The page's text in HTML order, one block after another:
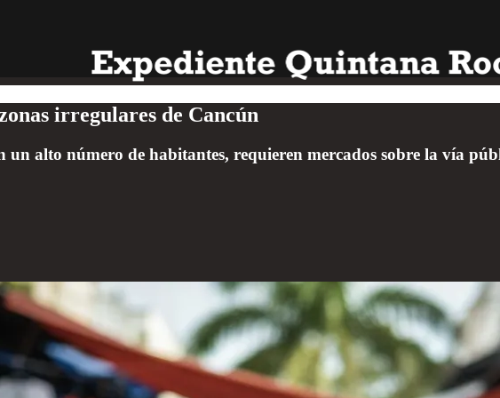
irregulares de Cancún
un alto número de habitantes, requieren mercados sobre la vía